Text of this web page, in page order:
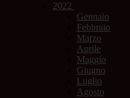
2022
Gennaio
Febbraio
Marzo
Aprile
Maggio
Giugno
Luglio
Agosto